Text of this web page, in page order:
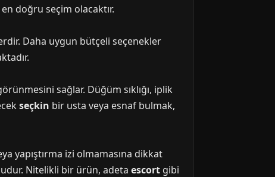
doğru seçim olacaktır.
Daha uygun bütçeli seçenekler
sağlar. Düğüm sıklığı, iplik
seçkin bir usta veya esnaf bulmak,
yapıştırma izi olmamasına dikkat
Nitelikli bir ürün, adeta escort gibi